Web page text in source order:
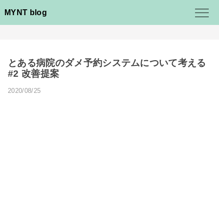
MYNT blog
とある病院のダメ予約システムについて考える
#2 改善提案
2020/08/25